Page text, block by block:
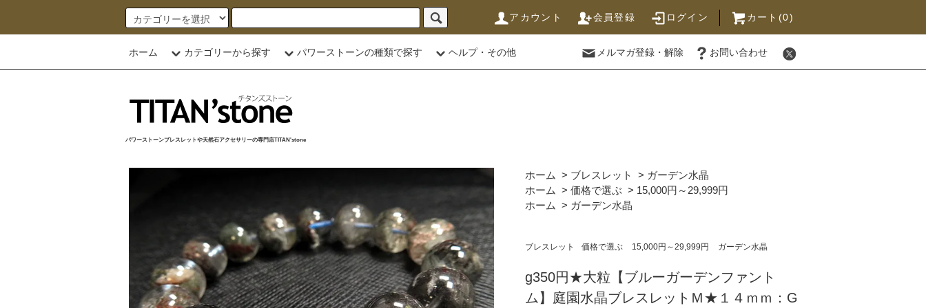
アカウント 会員登録 ログイン カート(0)
ホーム カテゴリーから探す パワーストーンの種類で探す ヘルプ・その他 メルマガ登録・解除 お問い合わせ
パワーストーンブレスレットや天然石アクセサリーの専門店TITAN'stone
ホーム > ブレスレット > ガーデン水晶
ホーム > 価格で選ぶ > 15,000円～29,999円
ホーム > ガーデン水晶
ブレスレット 価格で選ぶ 15,000円～29,999円 ガーデン水晶
g350円★大粒【ブルーガーデンファント
ム】庭園水晶ブレスレットＭ★１４ｍｍ：G